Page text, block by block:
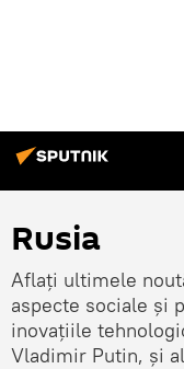
Rusia
Aflați ultimele
aspecte sociale și
inovațiile
Vladimir Putin, și